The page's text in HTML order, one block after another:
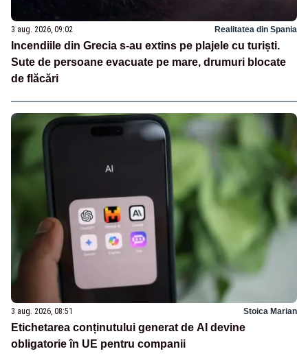
3 aug. 2026, 09:02 Realitatea din Spania
Incendiile din Grecia s-au extins pe plajele cu turiști.
Sute de persoane evacuate pe mare, drumuri blocate
de flăcări
3 aug. 2026, 08:51 Stoica Marian
Etichetarea conținutului generat de AI devine
obligatorie în UE pentru companii